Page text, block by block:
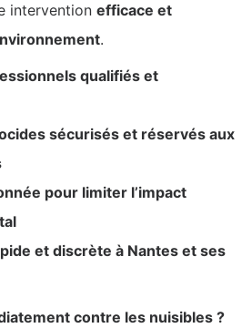
intervention efficace et
.
qualifiés et
sécurisés et réservés aux
pour limiter l’impact
et discrète à Nantes et ses
contre les nuisibles ?